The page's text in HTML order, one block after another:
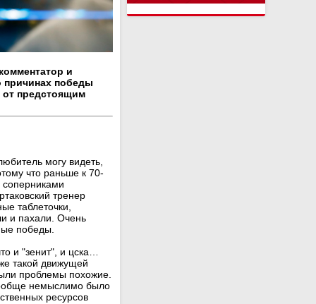
и
причинах победы
от предстоящим
могу видеть,
что раньше к 70-
тренер
таблеточки,
и пахали. Очень
победы.
и "зенит", и цска…
такой движущей
проблемы похожие.
немыслимо было
ресурсов